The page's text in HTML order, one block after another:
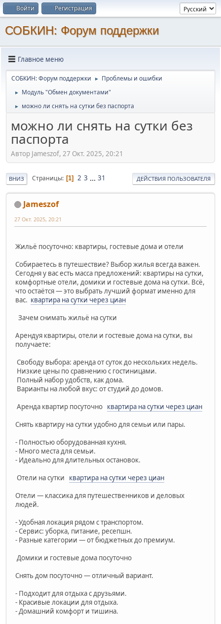
Войти Регистрация
СОБКИН: Форум поддержки
Главное меню
СОБКИН: Форум поддержки ► Проблемы и ошибки
► Модуль "Обмен документами"
► можно ли снять на сутки без паспорта
можно ли снять на сутки без
паспорта
Автор Jameszof, 27 Окт. 2025, 20:21
ВНИЗ Страницы 1 2 3 ... 31 ДЕЙСТВИЯ ПОЛЬЗОВАТЕЛЯ
Jameszof
27 Окт. 2025, 20:21
Жильё посуточно: квартиры, гостевые дома и отели
Собираетесь в путешествие? Выбор жилья всегда важен.
Сегодня у вас есть масса предложений: квартиры на сутки,
комфортные отели, домики и гостевые дома на сутки. Всё,
что остаётся — это выбрать лучший формат именно для
вас. квартира на сутки через циан
Зачем снимать жильё на сутки
Арендуя квартиры, отели и гостевые дома на сутки, вы
получаете:
Свободу выбора: аренда от суток до нескольких недель.
Низкие цены по сравнению с гостиницами.
Полный набор удобств, как дома.
Варианты на любой вкус: от студий до домов.
Аренда квартир посуточно квартира на сутки через циан
Снять квартиру на сутки удобно для семьи или пары.
- Полностью оборудованная кухня.
- Много места для семьи.
- Идеально для длительных остановок.
Отели на сутки квартира на сутки через циан
Отели — классика для путешественников и деловых
людей.
- Удобная локация рядом с транспортом.
- Сервис: уборка, питание, ресепшн.
- Разные категории — от бюджетных до премиум.
Домики и гостевые дома посуточно
Снять дом посуточно — отличный вариант.
- Подходит для отдыха с друзьями.
- Красивые локации для отдыха.
- Домашний комфорт и тишина.